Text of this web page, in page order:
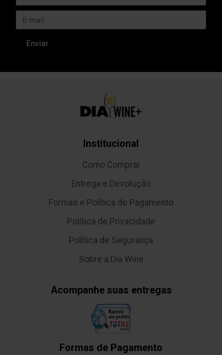
Institucional
Como Comprar
Entrega e Devolução
Formas e Política de Pagamento
Política de Privacidade
Política de Segurança
Sobre a Dia Wine
Acompanhe suas entregas
Formas de Pagamento